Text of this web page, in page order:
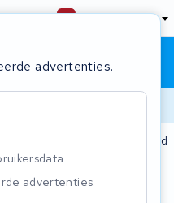
Nederland
Inloggen
tracker ISO 9001
advertenties.
advertenties.